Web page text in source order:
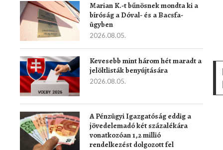
Marian K.-t bűnösnek mondta ki a
bíróság a Dóval- és a Bacsfa-
ügyben
2026.08.05.
Kevesebb mint három hét maradt a
jelöltlisták benyújtására
2026.08.05.
A Pénzügyi Igazgatóság eddig a
jövedelemadó két százalékára
vonatkozóan 1,2 millió
rendelkezést dolgozott fel